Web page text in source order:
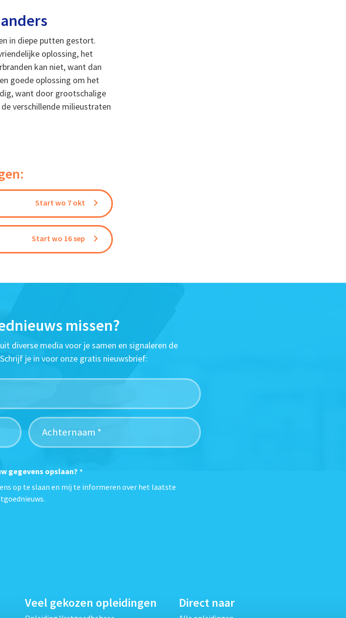
in diepe putten gestort.
oplossing, het
kan niet, want dan
goede oplossing om het
want door grootschalige
verschillende milieustraten
Start wo 7 okt
Start wo 16 sep
missen?
diverse media voor je samen en signaleren de
je in voor onze gratis nieuwsbrief:
gegevens opslaan? *
op te slaan en mij te informeren over het laatste
Veel gekozen opleidingen Direct naar